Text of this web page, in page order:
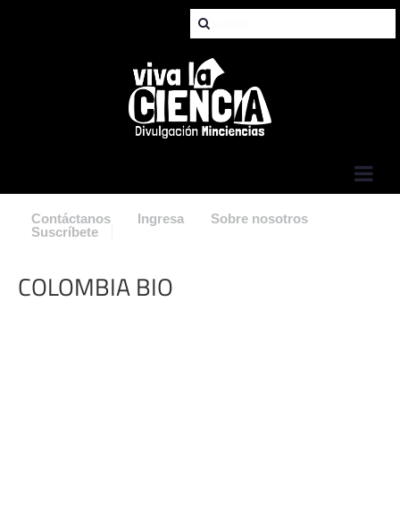
Contáctanos Ingresa
Sobre nosotros
Suscríbete
COLOMBIA BIO